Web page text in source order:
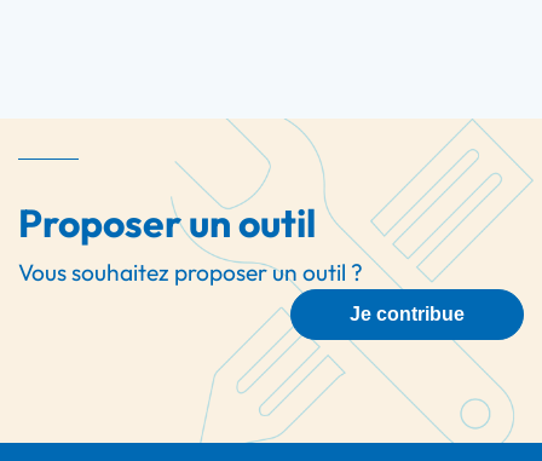
Proposer un outil
Vous souhaitez proposer un outil ?
Je contribue